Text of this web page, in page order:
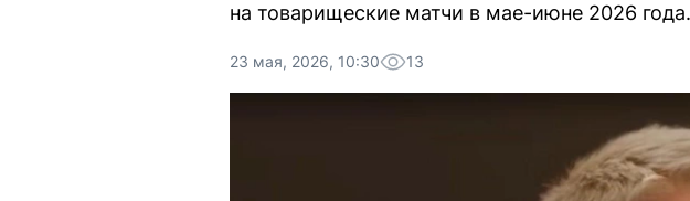
на товарищеские матчи в мае-июне 2026 года.
23 мая, 2026, 10:30 13